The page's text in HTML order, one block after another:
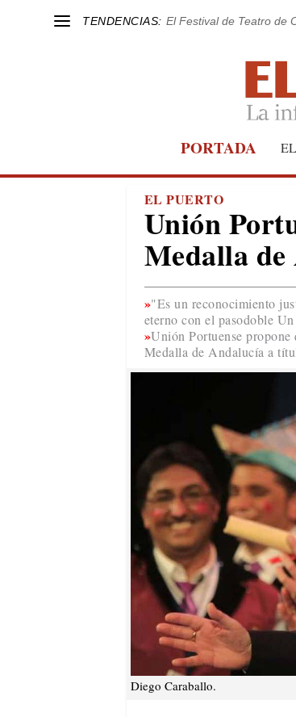
TENDENCIAS: El Festival de Teatro de
PORTADA
EL PUERTO
Unión
Medalla
"Es un reconocimiento
eterno con el pasodoble
Unión Portuense
Medalla de Andalucía a
Diego Caraballo.